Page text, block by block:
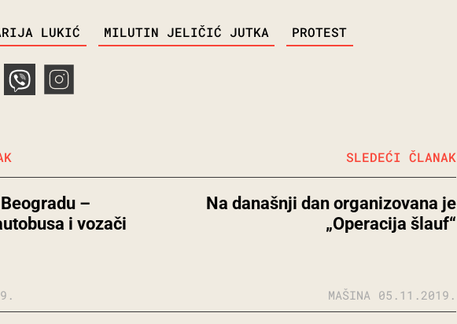
LUKIĆ MILUTIN JELIČIĆ JUTKA PROTEST
–
i vozači
Na današnji dan organizovana je
„Operacija šlauf“
SLEDEĆI ČLANAK
MAŠINA 05.11.2019.